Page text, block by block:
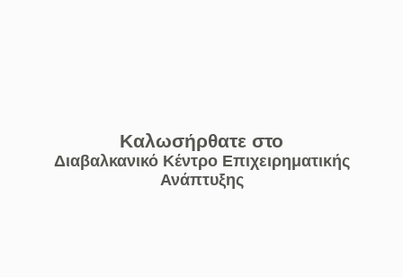
Καλωσήρθατε στο
Διαβαλκανικό Κέντρο Επιχειρηματικής
Ανάπτυξης